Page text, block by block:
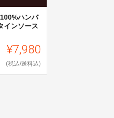
ハンバ
インソース
¥7,980
(税込/送料込)